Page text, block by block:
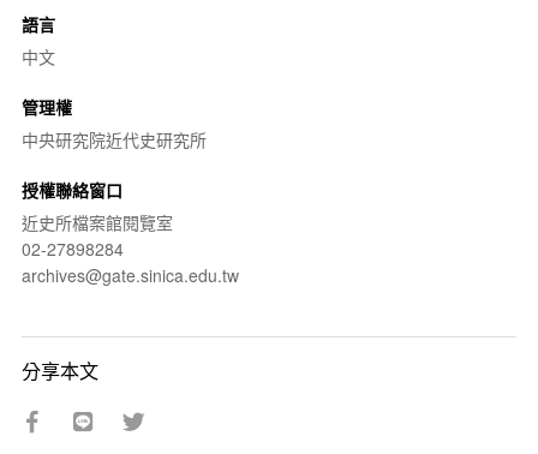
語言
中文
管理權
中央研究院近代史研究所
授權聯絡窗口
近史所檔案館閱覽室
02-27898284
archives@gate.sinica.edu.tw
分享本文